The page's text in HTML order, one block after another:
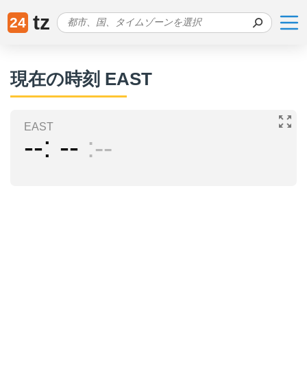
24 tz
現在の時刻 EAST
EAST
-- -- --